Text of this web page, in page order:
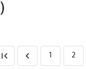
1 2